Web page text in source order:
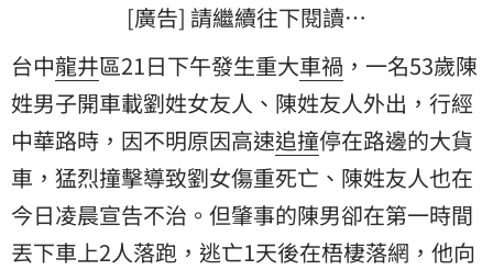
[廣告] 請繼續往下閱讀…
台中龍井區21日下午發生重大車禍 ，一名53歲陳
姓男子開車載劉姓女友人、陳姓友人外出，行經
中華路時，因不明原因高速追撞停在路邊的大貨
車，猛烈撞擊導致劉女傷重死亡、陳姓友人也在
今日凌晨宣告不治。但肇事的陳男卻在第一時間
丟下車上2人落跑，逃亡1天後在梧棲落網，他向